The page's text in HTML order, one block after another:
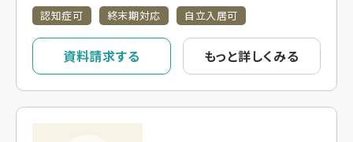
認知症可
終末期対応 自立入居可
資料請求する もっと詳しくみる